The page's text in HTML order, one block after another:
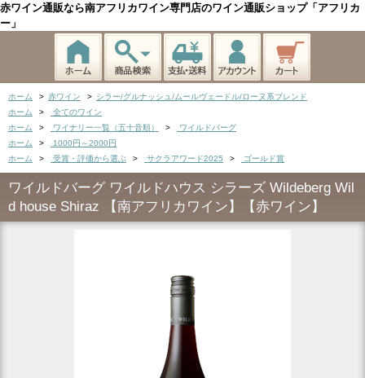
赤ワイン通販なら南アフリカワイン専門店のワイン通販ショップ「アフリカ
ー」
ホーム > 赤ワイン > シラー/グルナッシュ/ムールヴェードル/ローヌ系ブレンド
ホーム
>
全てのワイン
ホーム
> ワイナリー一覧（五十音順） >
ワイルドバーグ
ホーム
>
1000円～2000円
ホーム
> 受賞・評価から選ぶ > サクラアワード2025 > ゴールド賞
ワイルドバーグ ワイルドハウス シラーズ Wildeberg Wil
d house Shiraz 【南アフリカワイン】【赤ワイン】